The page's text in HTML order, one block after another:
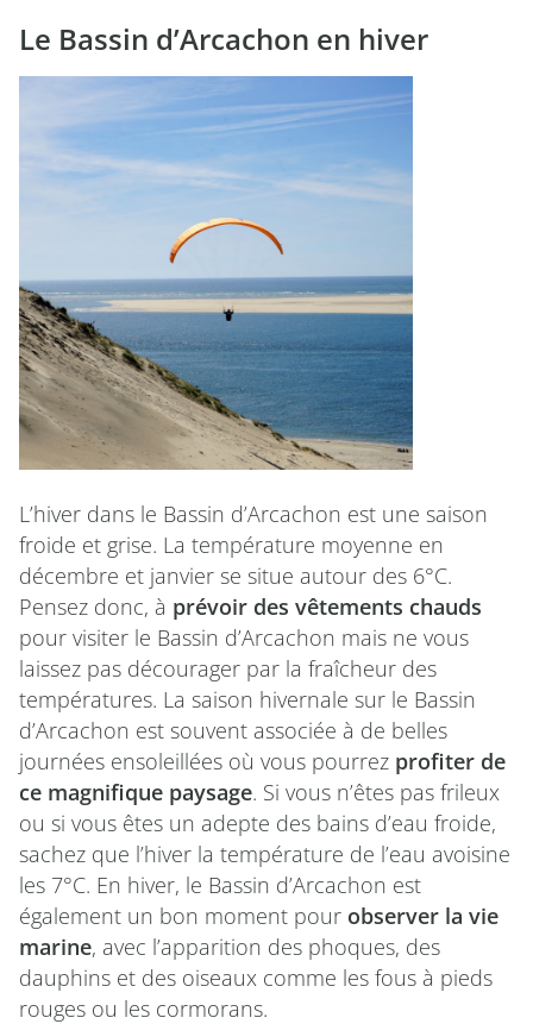
Le Bassin d’Arcachon en hiver
L’hiver dans le Bassin d’Arcachon est une saison
froide et grise. La température moyenne en
décembre et janvier se situe autour des 6°C.
Pensez donc, à prévoir des vêtements chauds
pour visiter le Bassin d’Arcachon mais ne vous
laissez pas décourager par la fraîcheur des
températures. La saison hivernale sur le Bassin
d’Arcachon est souvent associée à de belles
journées ensoleillées où vous pourrez profiter de
ce magnifique paysage. Si vous n’êtes pas frileux
ou si vous êtes un adepte des bains d’eau froide,
sachez que l’hiver la température de l’eau avoisine
les 7°C. En hiver, le Bassin d’Arcachon est
également un bon moment pour observer la vie
marine, avec l’apparition des phoques, des
dauphins et des oiseaux comme les fous à pieds
rouges ou les cormorans.